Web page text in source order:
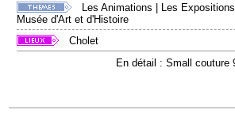
Les Animations | Les Expositions
Musée d'Art et d'Histoire
Cholet
En détail : Small couture